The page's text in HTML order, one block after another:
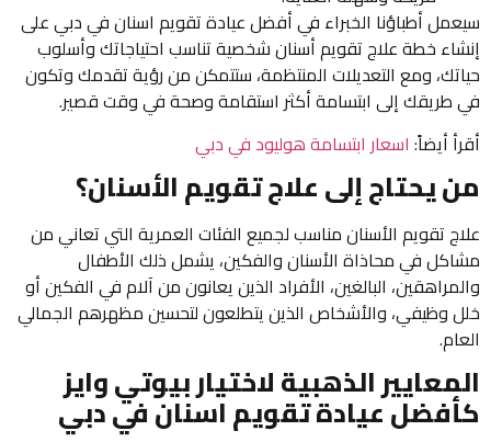
سيعمل أطباؤنا الخبراء في أفضل عيادة تقويم اسنان في دبي على
إنشاء خطة علاج تقويم أسنان شخصية تناسب احتياجاتك وأسلوب
حياتك، ومع التعديلات المنتظمة، ستتمكن من رؤية تقدمك وتكون
في طريقك إلى ابتسامة أكثر استقامة وصحة في وقت قصير.
أقرأ أيضاً: اسعار ابتسامة هوليود في دبي
من يحتاج إلى علاج تقويم الأسنان؟
علاج تقويم الأسنان مناسب لجميع الفئات العمرية التي تعاني من
مشاكل في محاذاة الأسنان والفكين، يشمل ذلك الأطفال
والمراهقين، البالغين، الأفراد الذين يعانون من آلام في الفكين أو
خلل وظيفي، والأشخاص الذين يتطلعون لتحسين مظهرهم الجمالي
العام.
المعايير الذهبية لاختيار بيوتي وايز
كأفضل عيادة تقويم اسنان في دبي